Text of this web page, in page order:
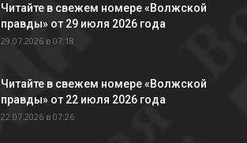
Читайте в свежем номере «Волжской
правды» от 29 июля 2026 года
29.07.2026 в 07:18
Читайте в свежем номере «Волжской
правды» от 22 июля 2026 года
22.07.2026 в 07:26